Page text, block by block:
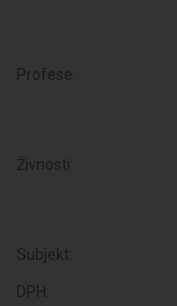
Profese:
Živnosti:
Subjekt:
DPH: